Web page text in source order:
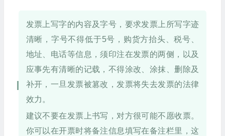
发票上写字的内容及字号，要求发票上所写字迹
清晰，字号不得低于5号，购货方抬头、税号、
地址、电话等信息，须印注在发票的两侧，以及
应事先有清晰的记载，不得涂改、涂抹、删除及
补开，一旦发票被篡改，发票将失去发票的法律
效力。
建议不要在发票上书写，对方很可能不愿收票。
你可以在开票时将备注信息填写在备注栏里，这